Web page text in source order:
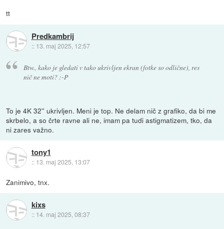
tt
Predkambrij
:: 13. maj 2025, 12:57
Btw., kako je gledati v tako ukrivljen ekran (fotke so odlične), res
nič ne moti? :-P
To je 4K 32'' ukrivljen. Meni je top. Ne delam nič z grafiko, da bi me
skrbelo, a so črte ravne ali ne, imam pa tudi astigmatizem, tko, da
ni zares važno.
tony1
:: 13. maj 2025, 13:07
Zanimivo, tnx.
kixs
:: 14. maj 2025, 08:37